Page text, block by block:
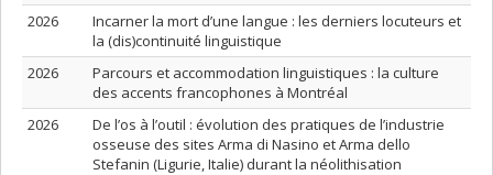
2026
Incarner la mort d’une langue : les derniers locuteurs et
la (dis)continuité linguistique
2026
Parcours et accommodation linguistiques : la culture
des accents francophones à Montréal
2026
De l’os à l’outil : évolution des pratiques de l’industrie
osseuse des sites Arma di Nasino et Arma dello
Stefanin (Ligurie, Italie) durant la néolithisation